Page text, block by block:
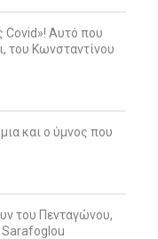
Αυτό που
του Κωνσταντίνου
και ο ύμνος που
του Πενταγώνου,
Sarafoglou